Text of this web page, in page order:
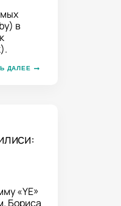
в
ДАЛЕЕ
«YE»
Бориса